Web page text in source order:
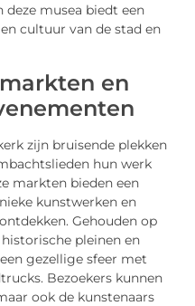
deze musea biedt een
cultuur van de stad en
en
zijn bruisende plekken
hun werk
markten bieden een
kunstwerken en
Gehouden op
pleinen en
gezellige sfeer met
Bezoekers kunnen
ook de kunstenaars